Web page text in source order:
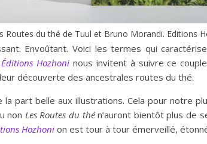
Routes du thé de Tuul et Bruno Morandi. Editions
Envoûtant. Voici les termes qui
Éditions Hozhoni nous invitent à suivre ce
découverte des ancestrales routes du thé.
la part belle aux illustrations. Cela pour notre
non Les Routes du thén’auront bientôt plus de
Hozhonion est tour à tour émerveillé,